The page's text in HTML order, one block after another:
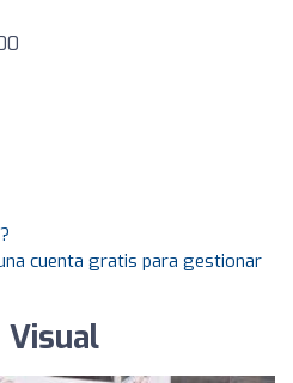
cuenta gratis para gestionar
Visual